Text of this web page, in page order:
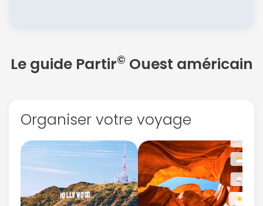
Le guide Partir© Ouest américain
Organiser votre voyage